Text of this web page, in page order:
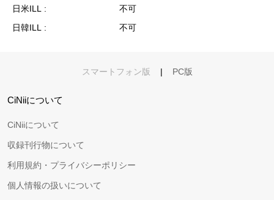
日米ILL
不可
日韓ILL
不可
スマートフォン版 | PC版
CiNiiについて
CiNiiについて
収録刊行物について
利用規約・プライバシーポリシー
個人情報の扱いについて